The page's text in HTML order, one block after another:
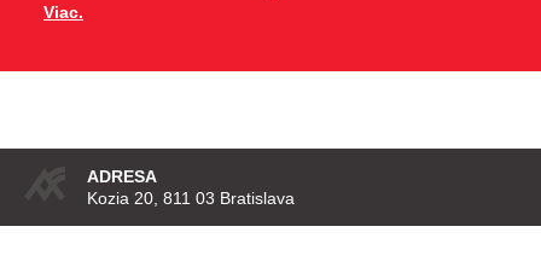
Viac.
ADRESA
Kozia 20, 811 03 Bratislava